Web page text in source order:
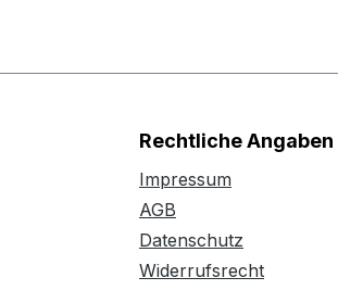
Rechtliche Angaben
Impressum
AGB
Datenschutz
Widerrufsrecht